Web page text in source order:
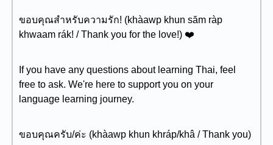
ขอบคุณสำหรับความรัก! (khàawp khun săm ràp
khwaam rák! / Thank you for the love!) ❤️
If you have any questions about learning Thai, feel
free to ask. We're here to support you on your
language learning journey.
ขอบคุณครับ/ค่ะ (khàawp khun khráp/khâ / Thank you)